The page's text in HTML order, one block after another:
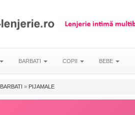
BARBATI COPII BEBE
BARBATI » PIJAMALE